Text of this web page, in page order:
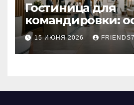
Гостиница для
командировки:
критерии выбора
15 ИЮНЯ 2026